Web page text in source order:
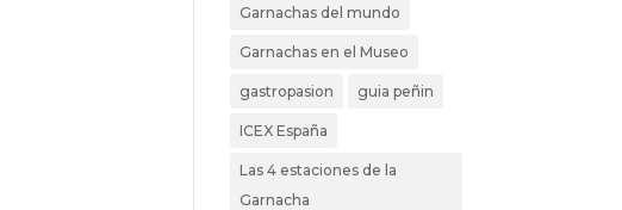
Garnachas del mundo
Garnachas en el Museo
gastropasion guia peñin
ICEX España
Las 4 estaciones de la
Garnacha